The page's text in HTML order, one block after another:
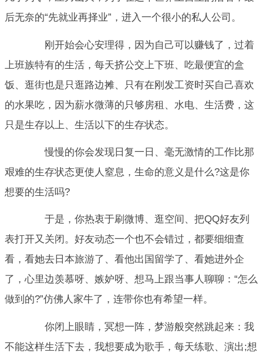
后无奈的“先就业再择业”，进入一个很小的私人公司。
刚开始会心安理得，因为自己可以赚钱了，过着
上班族特有的生活，每天挤公交上下班、吃最便宜的盒
饭、逛街也是只逛路边摊、只有在刚发工资时买自己喜欢
的水果吃，因为薪水微薄的只够房租、水电、生活费，这
只是生存以上、生活以下的生存状态。
慢慢的你会发现日复一日、毫无激情的工作比那
艰难的生存状态更使人窒息，生命的意义是什么?这是你
想要的生活吗?
于是，你热衷于刷微博、逛空间、把QQ好友列
表打开又关闭。好友动态一个也不会错过，都要细细查
看，看她去日本旅游了、看他出国留学了、看她进外企
了，心里边羡慕呀、嫉妒呀、想马上跟当事人聊聊：“怎么
做到的?”仿佛人家牛了，连带你也有希望一样。
你闭上眼睛，冥想一阵，梦游般突然跳起来：我
不能这样生活下去，我想要成为歌手，每天练歌、演出;想